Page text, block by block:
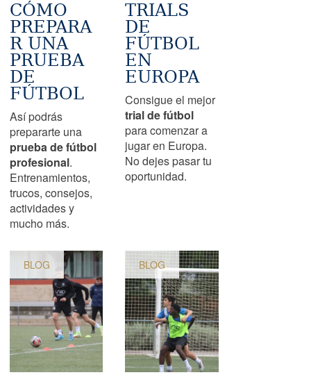
CÓMO
PREPARA
R UNA
PRUEBA
DE
FÚTBOL
Así podrás
prepararte una
prueba de fútbol
profesional.
Entrenamientos,
trucos, consejos,
actividades y
mucho más.
TRIALS
DE
FÚTBOL
EN
EUROPA
Consigue el mejor
trial de fútbol
para comenzar a
jugar en Europa.
No dejes pasar tu
oportunidad.
BLOG BLOG